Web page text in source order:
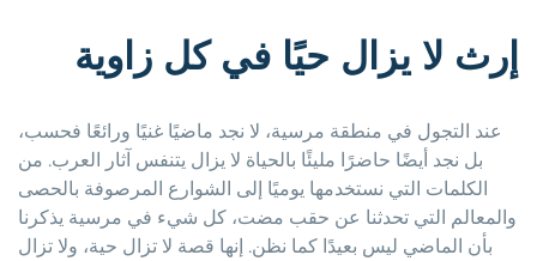
إرث لا يزال حيًا في كل زاوية
عند التجول في منطقة مرسية، لا نجد ماضيًا غنيًا ورائعًا فحسب،
بل نجد أيضًا حاضرًا مليئًا بالحياة لا يزال يتنفس آثار العرب. من
الكلمات التي نستخدمها يوميًا إلى الشوارع المرصوفة بالحصى
والمعالم التي تحدثنا عن حقب مضت، كل شيء في مرسية يذكرنا
بأن الماضي ليس بعيدًا كما نظن. إنها قصة لا تزال حية، ولا تزال